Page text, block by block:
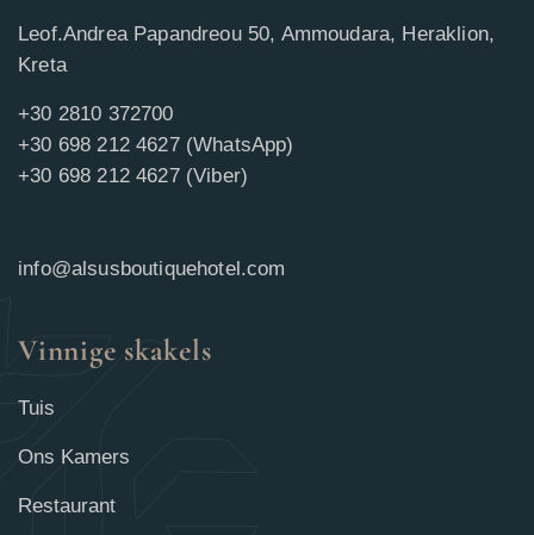
Leof.Andrea Papandreou 50, Ammoudara, Heraklion,
Kreta
+30 2810 372700
+30 698 212 4627 (WhatsApp)
+30 698 212 4627 (Viber)
info@alsusboutiquehotel.com
Vinnige skakels
Tuis
Ons Kamers
Restaurant